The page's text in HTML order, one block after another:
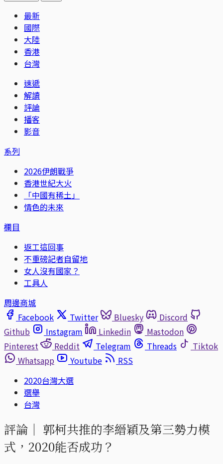
最新
國際
大陸
香港
台灣
速遞
解讀
評論
播客
影音
系列
2026伊朗戰爭
香港世紀大火
「中國有稀土」
情色的未來
欄目
返工這回事
不重磅記者自留地
女人沒有國家？
工具人
周邊商城
Facebook
Twitter Bluesky
Discord
Github
Instagram Linkedin
Mastodon
Pinterest
Reddit Telegram Threads
Tiktok
Whatsapp
Youtube
RSS
2020台灣大選
選舉
台灣
評論｜ 郭柯共推的李縉穎及第三勢力模
式，2020能否成功？